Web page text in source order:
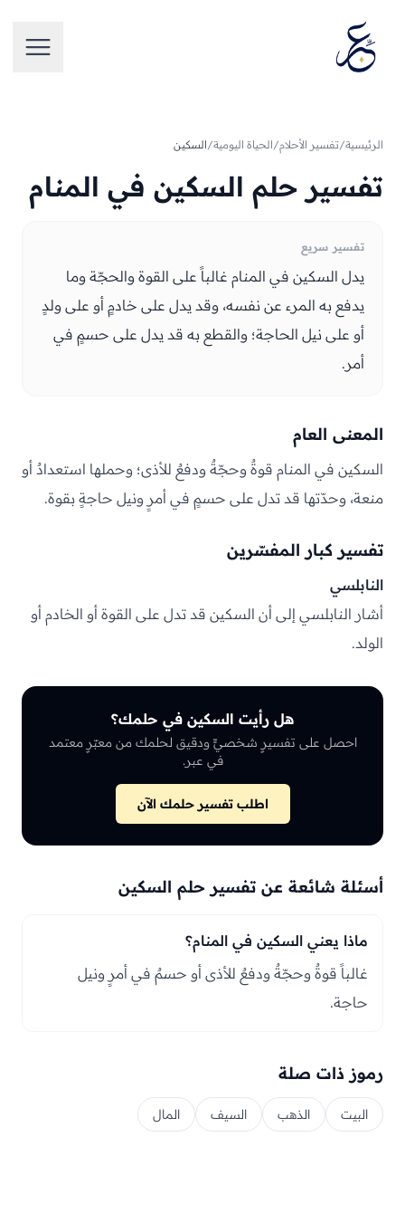
فتح
الرئيسية/تفسير الأحلام/الحياة اليومية/السكين
تفسير حلم السكين في المنام
تفسير سريع
يدل السكين في المنام غالباً على القوة والحجّة وما
يدفع به المرء عن نفسه، وقد يدل على خادمٍ أو على ولدٍ
أو على نيل الحاجة؛ والقطع به قد يدل على حسمٍ في
أمر.
المعنى العام
السكين في المنام قوةٌ وحجّةٌ ودفعٌ للأذى؛ وحملها استعدادٌ أو
منعة، وحدّتها قد تدل على حسمٍ في أمرٍ ونيل حاجةٍ بقوة.
تفسير كبار المفسّرين
النابلسي
أشار النابلسي إلى أن السكين قد تدل على القوة أو الخادم أو
الولد.
هل رأيت السكين في حلمك؟
احصل على تفسيرٍ شخصيٍّ ودقيق لحلمك من معبّرٍ معتمد
في عبر.
اطلب تفسير حلمك الآن
أسئلة شائعة عن تفسير حلم السكين
ماذا يعني السكين في المنام؟
غالباً قوةٌ وحجّةٌ ودفعٌ للأذى أو حسمٌ في أمرٍ ونيل
حاجة.
رموز ذات صلة
البيت الذهب السيف المال